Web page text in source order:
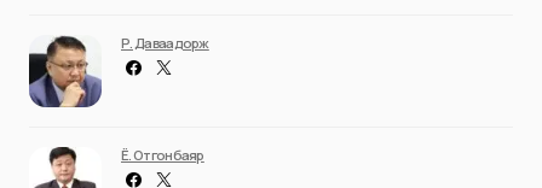
Р. Даваадорж
Ё. Отгонбаяр